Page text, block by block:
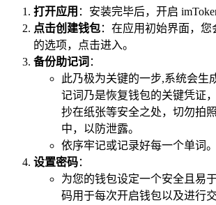
打开应用 ：安装完毕后，开启
点击创建钱包：在应用初始界面，您
的选项，点击进入。
备份助记词 ：
此乃极为关键的一步,系统会生
记词乃是恢复钱包的关键凭证
抄在纸张等安全之处，切勿拍
中，以防泄露。
依序牢记或记录好每一个单词。
设置密码：
为您的钱包设定一个安全且易
码用于每次开启钱包以及进行